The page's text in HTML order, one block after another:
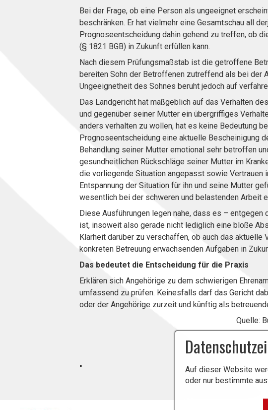
Bei der Frage, ob eine Person als ungeeignet
beschränken. Er hat vielmehr eine Gesamtschau all
Prognoseentscheidung dahin gehend zu treffen, ob
(§ 1821 BGB) in Zukunft erfüllen kann.
Nach diesem Prüfungsmaßstab ist die getroffene
bereiten Sohn der Betroffenen zutreffend als bei der
Ungeeignetheit des Sohnes beruht jedoch auf
Das Landgericht hat maßgeblich auf das Verhalten
und gegenüber seiner Mutter ein übergriffiges
anders verhalten zu wollen, hat es keine Bedeutung
Prognoseentscheidung eine aktuelle Bescheinigung
Behandlung seiner Mutter emotional sehr betroffen
gesundheitlichen Rückschläge seiner Mutter im
die vorliegende Situation angepasst sowie
Entspannung der Situation für ihn und seine Mutter
wesentlich bei der schweren und belastenden Arbeit
Diese Ausführungen legen nahe, dass es –
ist, insoweit also gerade nicht lediglich eine bloße
Klarheit darüber zu verschaffen, ob auch das
konkreten Betreuung erwachsenden Aufgaben in
Das bedeutet die Entscheidung für die Praxis
Erklären sich Angehörige zu dem schwierigen
umfassend zu prüfen. Keinesfalls darf das Gericht
oder der Angehörige zurzeit und künftig als
Quelle: Bundesgerichtshof
.
Auf dieser Website
oder nur bestimmte